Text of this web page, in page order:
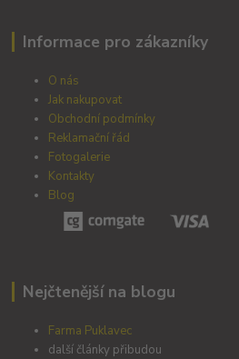
Informace pro zákazníky
O nás
Jak nakupovat
Obchodní podmínky
Reklamační řád
Fotogalerie
Kontakty
Blog
Nejčtenější na blogu
Farma Puklavec
další články přibudou